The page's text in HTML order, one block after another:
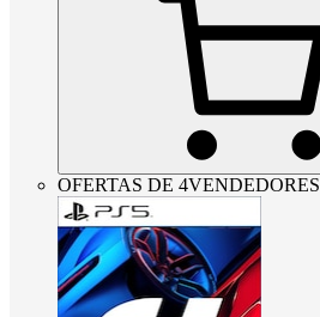
OFERTAS DE 4VENDEDORES